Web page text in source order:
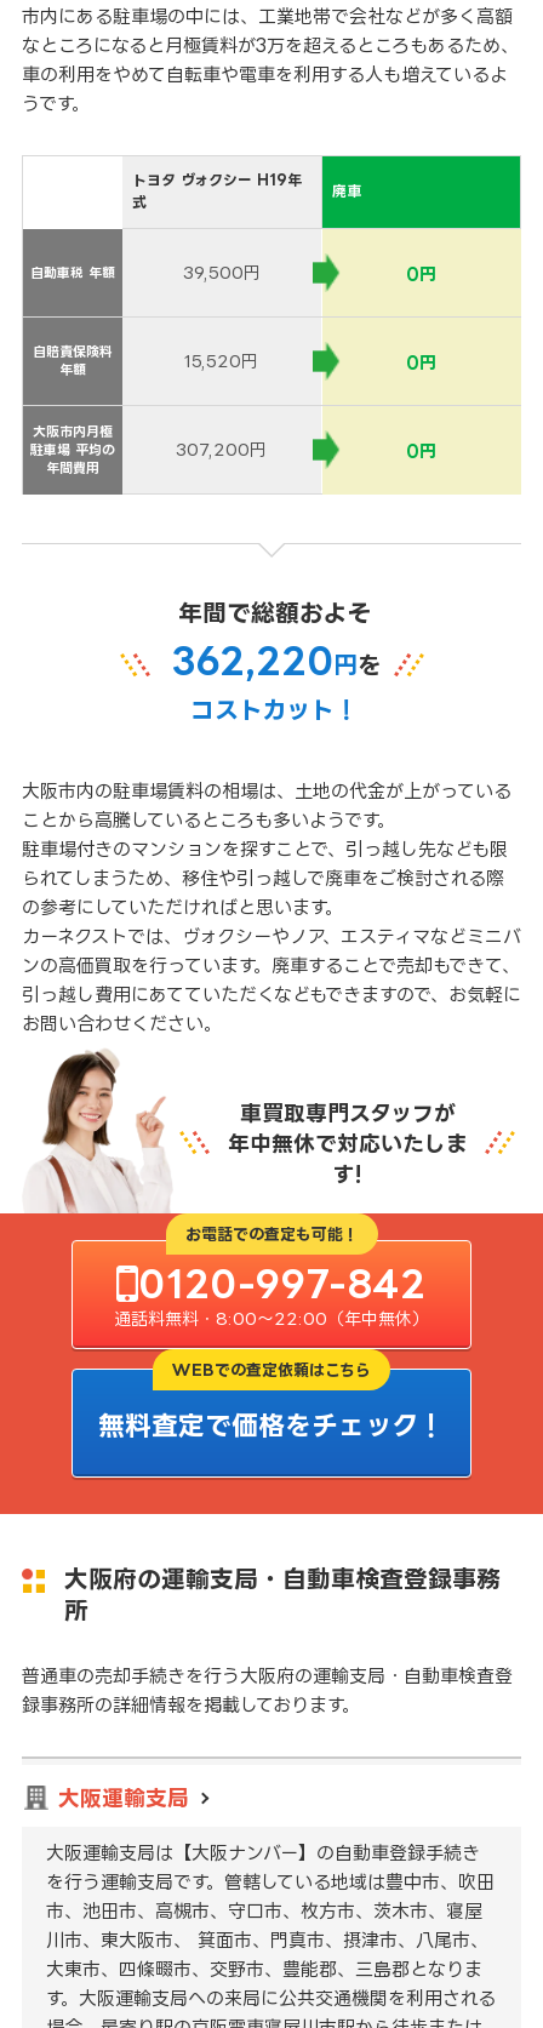
市内にある駐車場の中には、工業地帯で会社などが多く高額
なところになると月極賃料が3万を超えるところもあるため、
車の利用をやめて自転車や電車を利用する人も増えているよ
うです。
トヨタ ヴォクシー H19年
式
自動車税 年額 39,500円
自賠責保険料
年額
15,520円
大阪市内月極
駐車場 平均の
年間費用
307,200円
廃車
自動車税 年額 0円
自賠責保険料
年額
0円
大阪市内月極
駐車場 平均の
年間費用
0円
年間で総額およそ
362,220円を
コストカット！
大阪市内の駐車場賃料の相場は、土地の代金が上がっている
ことから高騰しているところも多いようです。
駐車場付きのマンションを探すことで、引っ越し先なども限
られてしまうため、移住や引っ越しで廃車をご検討される際
の参考にしていただければと思います。
カーネクストでは、ヴォクシーやノア、エスティマなどミニバ
ンの高価買取を行っています。廃車することで売却もできて、
引っ越し費用にあてていただくなどもできますので、お気軽に
お問い合わせください。
車買取専門スタッフが
年中無休で対応いたしま
す!
お電話での査定も可能！
0120-997-842
通話料無料・8:00〜22:00（年中無休）
WEBでの査定依頼はこちら
無料査定で価格をチェック！
大阪府の運輸支局・自動車検査登録事務
所
普通車の売却手続きを行う大阪府の運輸支局・自動車検査登
録事務所の詳細情報を掲載しております。
大阪運輸支局
大阪運輸支局は【大阪ナンバー】の自動車登録手続き
を行う運輸支局です。管轄している地域は豊中市、吹田
市、池田市、高槻市、守口市、枚方市、茨木市、寝屋
川市、東大阪市、 箕面市、門真市、摂津市、八尾市、
大東市、四條畷市、交野市、豊能郡、三島郡となりま
す。大阪運輸支局への来局に公共交通機関を利用される